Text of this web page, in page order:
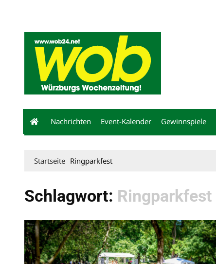
Nachrichten Event-Kalender Gewinnspiele
Startseite Ringparkfest
Schlagwort: Ringparkfest